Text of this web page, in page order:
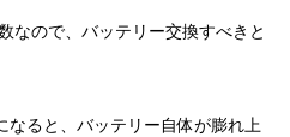
なので、バッテリー交換すべきと
なると、バッテリー自体が膨れ上